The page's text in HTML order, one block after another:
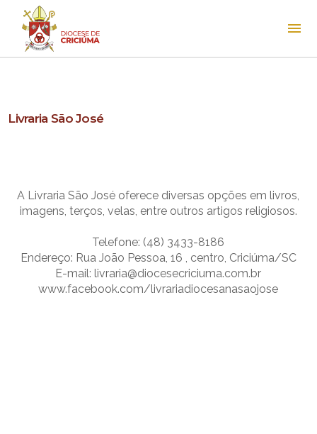
Livraria São José
A Livraria São José oferece diversas opções em livros,
imagens, terços, velas, entre outros artigos religiosos.
Telefone: (48) 3433-8186
Endereço: Rua João Pessoa, 16 , centro, Criciúma/SC
E-mail: livraria@diocesecriciuma.com.br
www.facebook.com/livrariadiocesanasaojose